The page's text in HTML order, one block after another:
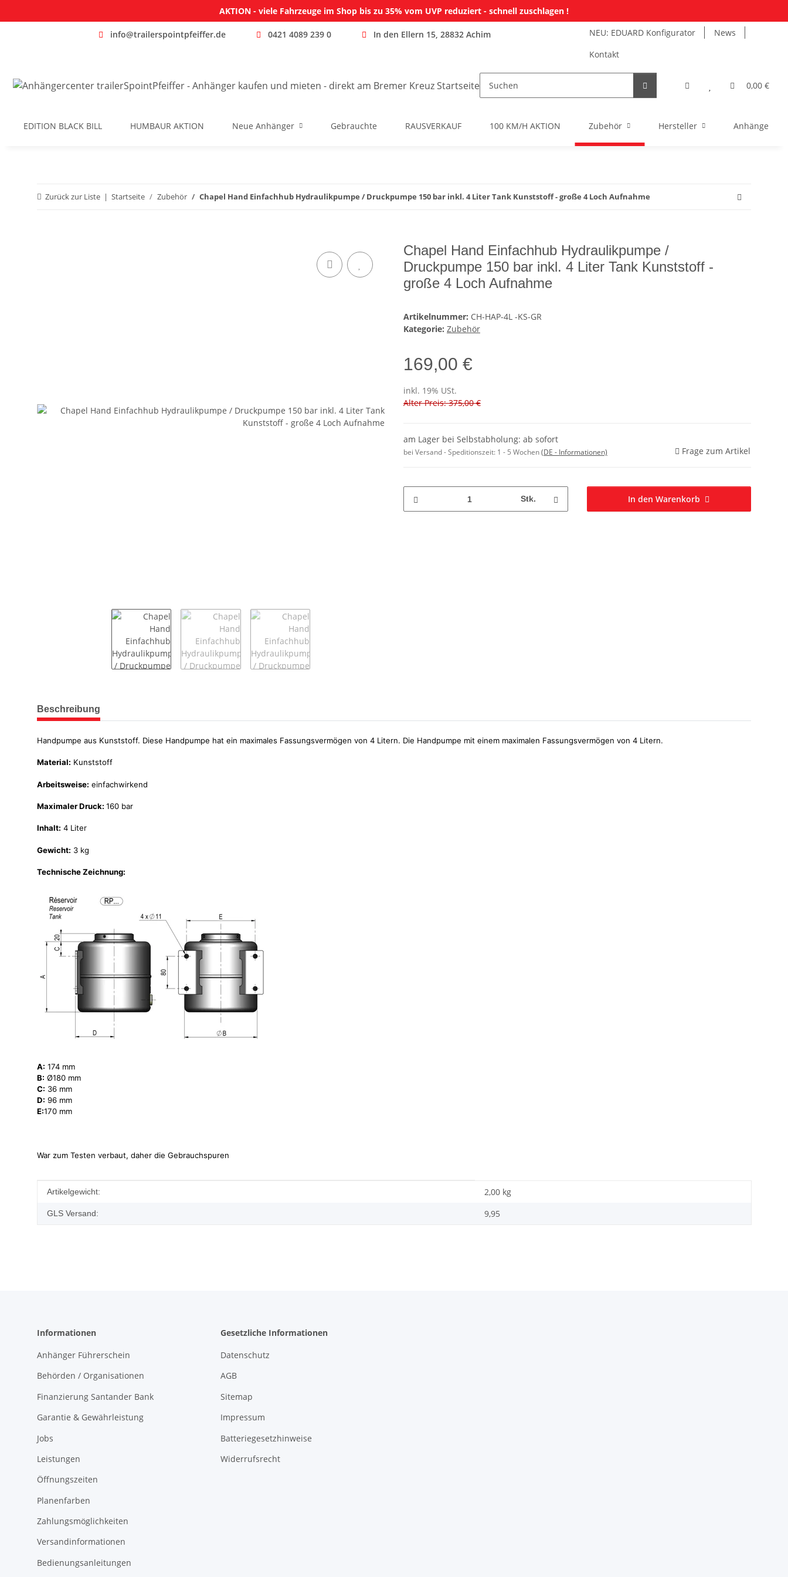
AKTION - viele Fahrzeuge im Shop bis zu 35% vom UVP reduziert - schnell zuschlagen !
info@trailerspointpfeiffer.de 0421 4089 239 0 In den Ellern 15, 28832 Achim NEU: EDUARD Konfigurator
News
Kontakt
0,00 €
EDITION BLACK BILL HUMBAUR AKTION Neue Anhänger Gebrauchte RAUSVERKAUF 100 KM/H AKTION Zubehör Hersteller Anhänger
Zurück zur Liste Startseite Zubehör Chapel Hand Einfachhub Hydraulikpumpe / Druckpumpe 150 bar inkl. 4 Liter Tank Kunststoff - große 4 Loch Aufnahme
Chapel Hand Einfachhub Hydraulikpumpe /
Druckpumpe 150 bar inkl. 4 Liter Tank Kunststoff -
große 4 Loch Aufnahme
Artikelnummer: CH-HAP-4L -KS-GR
Kategorie: Zubehör
169,00 €
inkl. 19% USt.
Alter Preis: 375,00 €
am Lager bei Selbstabholung: ab sofort
bei Versand - Speditionszeit: 1 - 5 Wochen(DE - Informationen) Frage zum Artikel
Stk. In den Warenkorb
weitere Registerkarten anzeigen
Beschreibung
Handpumpe aus Kunststoff. Diese Handpumpe hat ein maximales Fassungsvermögen von 4 Litern. Die Handpumpe mit einem maximalen Fassungsvermögen von 4 Litern.
Material: Kunststoff
Arbeitsweise: einfachwirkend
Maximaler Druck: 160 bar
Inhalt: 4 Liter
Gewicht: 3 kg
Technische Zeichnung:
A: 174 mm
B: Ø180 mm
C: 36 mm
D: 96 mm
E:170 mm
War zum Testen verbaut, daher die Gebrauchspuren
Produkteigenschaft
Wert
Artikelgewicht: 2,00 kg
GLS Versand: 9,95
Informationen
Anhänger Führerschein
Behörden / Organisationen
Finanzierung Santander Bank
Garantie & Gewährleistung
Jobs
Leistungen
Öffnungszeiten
Planenfarben
Zahlungsmöglichkeiten
Versandinformationen
Bedienungsanleitungen
Gesetzliche Informationen
Datenschutz
AGB
Sitemap
Impressum
Batteriegesetzhinweise
Widerrufsrecht